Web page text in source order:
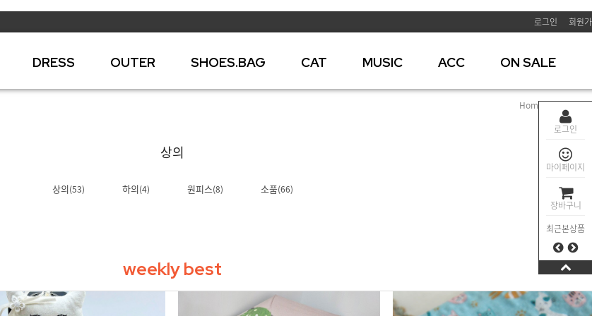
로그인
마이페이지
장바구니
최근본상품
로그인 회원
DRESS OUTER SHOES.BAG CAT MUSIC ACC ON SALE
Home>CATS>상
상의
상의(53) 하의(4) 원피스(8) 소품(66)
weekly best
BEST 04